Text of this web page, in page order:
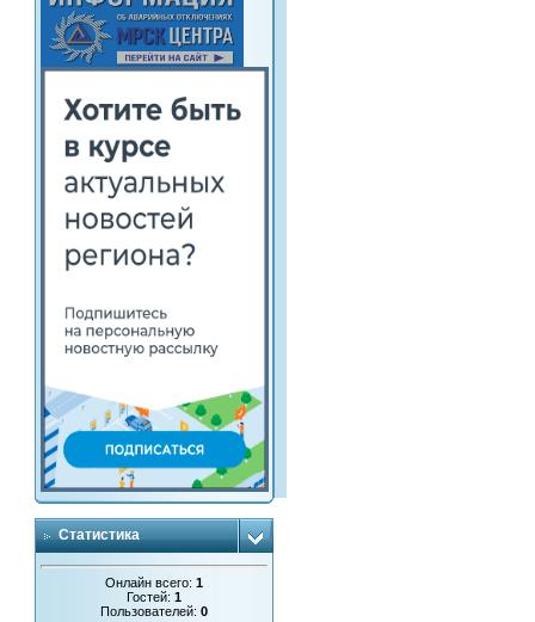
Статистика
Онлайн всего:1
Гостей:1
Пользователей:0